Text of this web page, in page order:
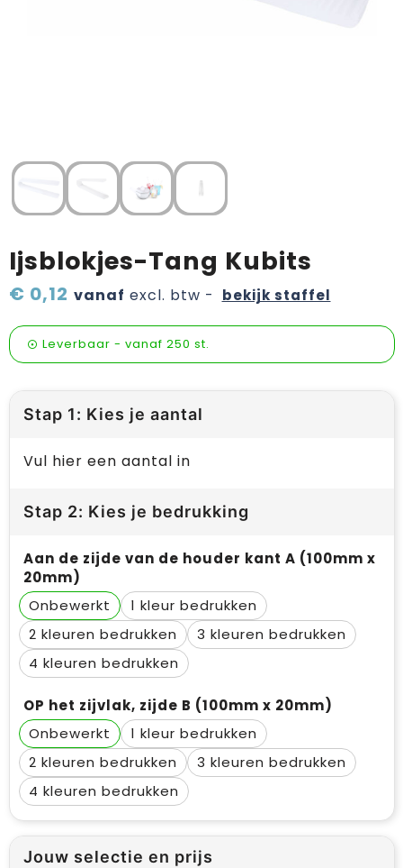
Wijn, bier en proeverij
Zomerpakketten
Ijsblokjes-Tang Kubits
€ 0,12 vanaf excl. btw - bekijk staffel
Leverbaar - vanaf 250 st.
Stap 1: Kies je aantal
Vul hier een aantal in
Stap 2: Kies je bedrukking
Aan de zijde van de houder kant A (100mm x
20mm)
Onbewerkt
1
2
3
4
OP het zijvlak, zijde B (100mm x 20mm)
Onbewerkt
1
2
3
4
Jouw selectie en prijs